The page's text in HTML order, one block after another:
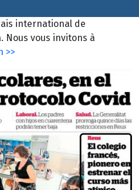
international de
Nous vous invitons à
>>